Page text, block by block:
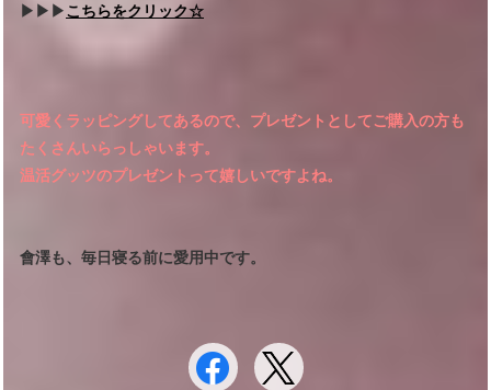
▶︎▶︎▶︎こちらをクリック☆
可愛くラッピングしてあるので、プレゼントとしてご購入の方も
たくさんいらっしゃいます。
温活グッツのプレゼントって嬉しいですよね。
會澤も、毎日寝る前に愛用中です。